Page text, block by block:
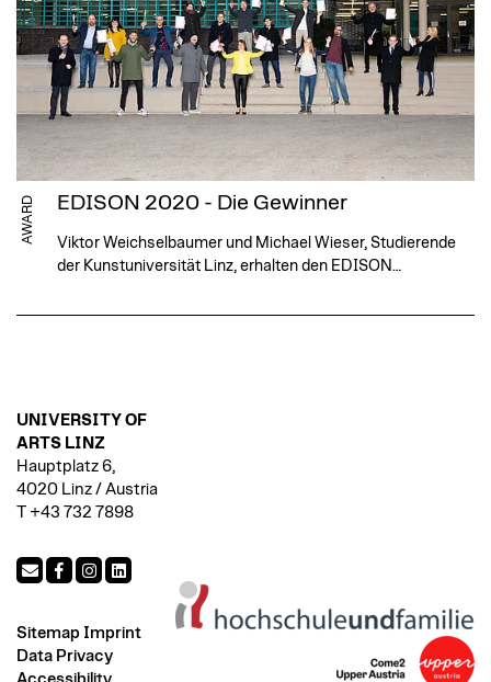
AWARD EDISON 2020 - Die Gewinner
Viktor Weichselbaumer und Michael Wieser, Studierende
der Kunstuniversität Linz, erhalten den EDISON…
UNIVERSITY OF
ARTS LINZ
Hauptplatz 6,
4020 Linz / Austria
T +43 732 7898
Sitemap Imprint
Data Privacy